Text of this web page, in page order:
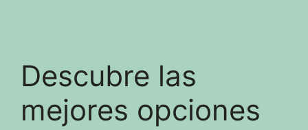
Descubre las
mejores opciones